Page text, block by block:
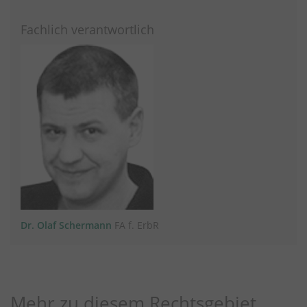
Fachlich verantwortlich
Dr. Olaf Schermann FA f. ErbR